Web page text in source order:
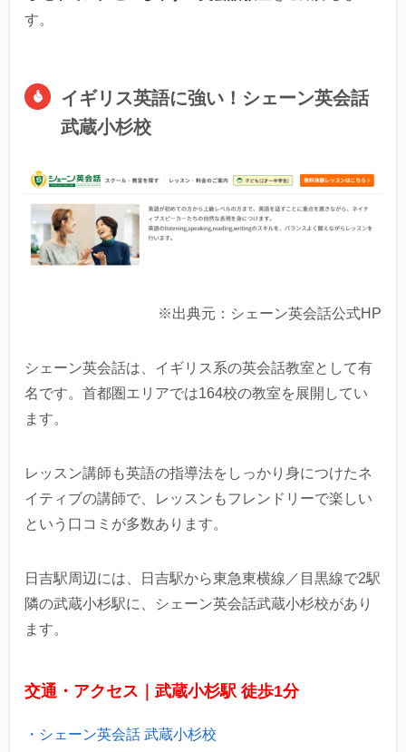
す。
イギリス英語に強い！シェーン英会話
武蔵小杉校
※出典元：シェーン英会話公式HP
シェーン英会話は、イギリス系の英会話教室として有
名です。首都圏エリアでは164校の教室を展開してい
ます。
レッスン講師も英語の指導法をしっかり身につけたネ
イティブの講師で、レッスンもフレンドリーで楽しい
という口コミが多数あります。
日吉駅周辺には、日吉駅から東急東横線／目黒線で2駅
隣の武蔵小杉駅に、シェーン英会話武蔵小杉校があり
ます。
交通・アクセス｜武蔵小杉駅 徒歩1分
・シェーン英会話 武蔵小杉校